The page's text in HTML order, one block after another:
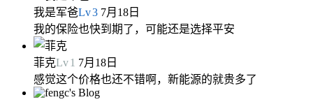
我是军爸Lv3 7月18日
我的保险也快到期了，可能还是选择平安
菲克Lv1 7月18日
感觉这个价格也还不错啊，新能源的就贵多了